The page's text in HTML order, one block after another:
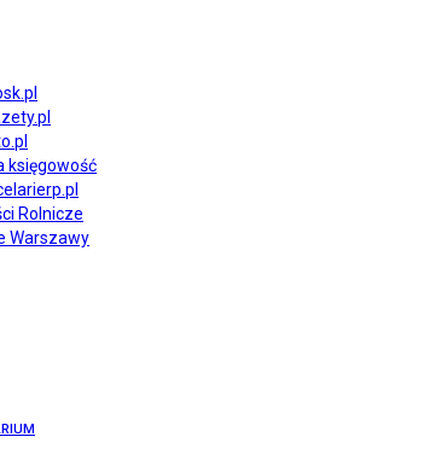
księgowość
Rolnicze
Warszawy